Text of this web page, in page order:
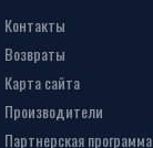
Контакты
Возвраты
Карта сайта
Производители
Партнерская программа